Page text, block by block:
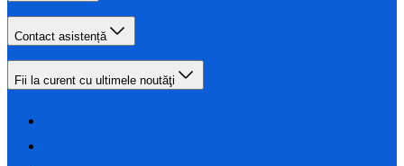
Contact asistență
Fii la curent cu ultimele noutăţi